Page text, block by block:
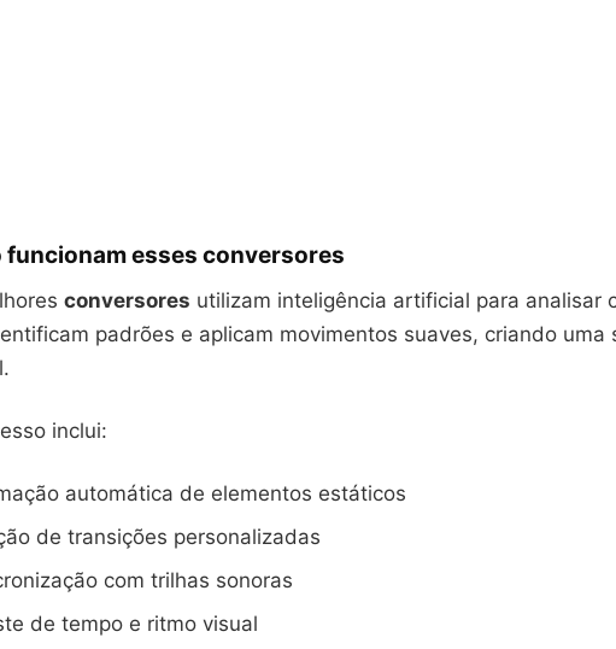
funcionam esses conversores
conversores utilizam inteligência artificial para analisar
padrões e aplicam movimentos suaves, criando uma
inclui:
automática de elementos estáticos
de transições personalizadas
com trilhas sonoras
de tempo e ritmo visual